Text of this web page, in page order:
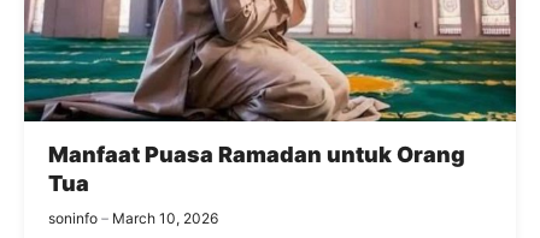
Manfaat Puasa Ramadan untuk Orang
Tua
soninfo March 10, 2026